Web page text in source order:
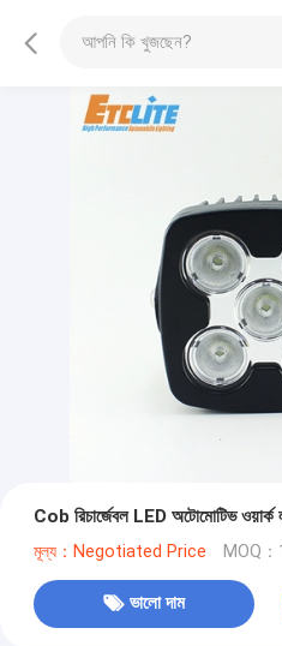
Cob রিচার্জেবল LED অটোমোটিভ
মূল্য：Negotiated Price MOQ
ভালো দাম